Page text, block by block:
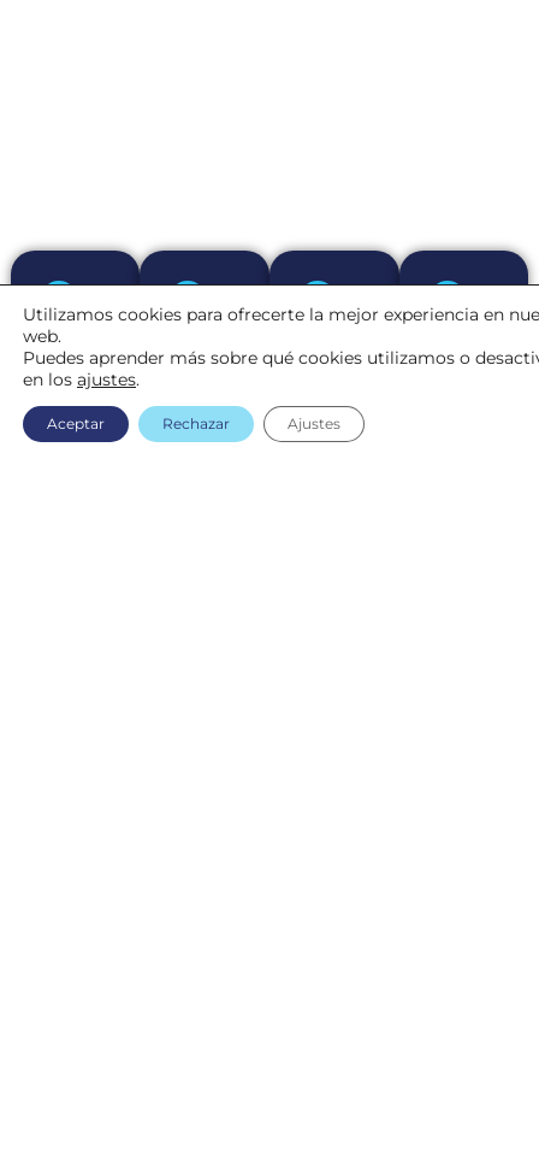
+
2200
50
20.000
Utilizamos cookies para ofrecerte la mejor experiencia en
web.
Puedes aprender más sobre qué cookies utilizamos o
en los ajustes.
Aceptar Rechazar Ajustes